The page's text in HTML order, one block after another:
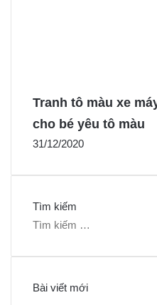
Tranh tô màu xe
cho bé yêu tô màu
31/12/2020
Tìm kiếm
T
k
Bài viết mới